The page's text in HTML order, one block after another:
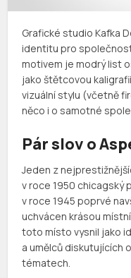
Grafické studio Kafka
identitu pro
motivem je modrý list
jako štětcovou
vizuální stylu (včetně
něco i o samotné
Pár slov o
Jeden z
v roce 1950 chicagský
v roce 1945 poprvé
uchvácen krásou
toto místo vysnil jako
a umělců diskutujících
tématech.